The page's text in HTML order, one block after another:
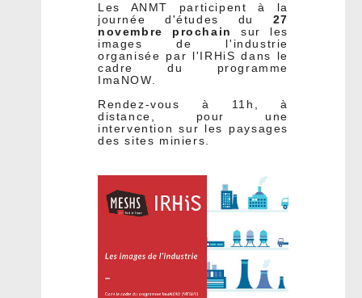
Les ANMT participent à la
journée d'études du 27
novembre prochain
sur les
images de l'industrie
organisée par l'IRHiS dans le
cadre du programme
ImaNOW.
Rendez-vous à 11h, à
distance, pour une
intervention sur les paysages
des sites miniers.